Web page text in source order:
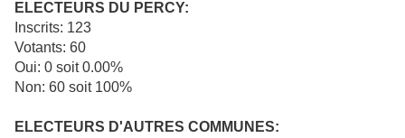
ELECTEURS DU PERCY:
Inscrits: 123
Votants: 60
Oui: 0 soit 0.00%
Non: 60 soit 100%
ELECTEURS D'AUTRES COMMUNES: